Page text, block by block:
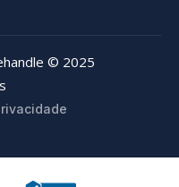
© 2025